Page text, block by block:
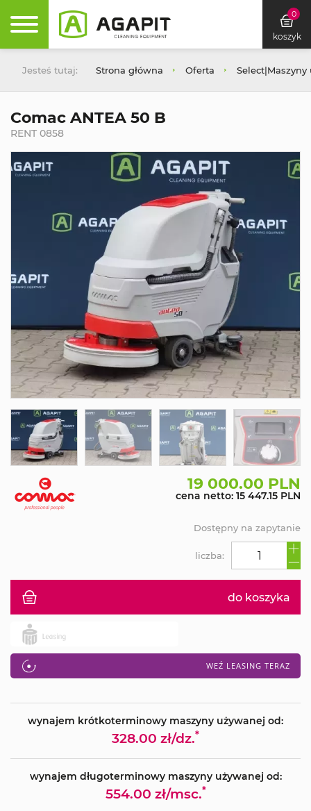
0
koszyk
Jesteś tutaj: Strona główna Oferta Select|Maszyny
Comac ANTEA 50 B
RENT 0858
19 000.00 PLN
cena netto: 15 447.15 PLN
do koszyka
WEŹ LEASING TERAZ
liczba:
Dostępny na zapytanie
wynajem krótkoterminowy maszyny używanej od:
328.00 zł/dz.*
wynajem długoterminowy maszyny używanej od:
554.00 zł/msc.*